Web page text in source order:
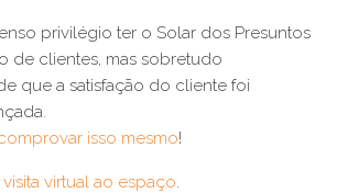
privilégio ter o Solar dos Presuntos
de clientes, mas sobretudo
que a satisfação do cliente foi
isso mesmo!
virtual ao espaço